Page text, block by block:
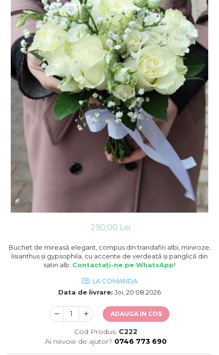
290,00 Lei
Buchet de mireasă elegant, compus din trandafiri albi, miniroze,
lisianthus și gypsophila, cu accente de verdeață și panglică din
satin alb. Contactați-ne pe WhatsApp!
LA COMANDA
Data de livrare: Joi, 20.08.2026
ADAUGA IN COS
Cod Produs: C222
Ai nevoie de ajutor? 0746 773 690